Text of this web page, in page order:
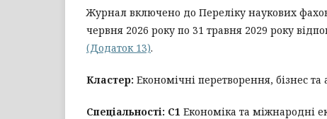
Журнал включено до Переліку наукових
червня 2026 року по 31 травня 2029 року
(Додаток 13).
Кластер: Економічні перетворення, бізнес та
Спеціальності: С1 Економіка та міжнародні